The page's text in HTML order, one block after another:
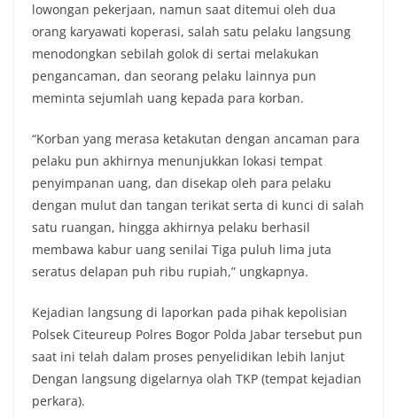
lowongan pekerjaan, namun saat ditemui oleh dua
orang karyawati koperasi, salah satu pelaku langsung
menodongkan sebilah golok di sertai melakukan
pengancaman, dan seorang pelaku lainnya pun
meminta sejumlah uang kepada para korban.
“Korban yang merasa ketakutan dengan ancaman para
pelaku pun akhirnya menunjukkan lokasi tempat
penyimpanan uang, dan disekap oleh para pelaku
dengan mulut dan tangan terikat serta di kunci di salah
satu ruangan, hingga akhirnya pelaku berhasil
membawa kabur uang senilai Tiga puluh lima juta
seratus delapan puh ribu rupiah,” ungkapnya.
Kejadian langsung di laporkan pada pihak kepolisian
Polsek Citeureup Polres Bogor Polda Jabar tersebut pun
saat ini telah dalam proses penyelidikan lebih lanjut
Dengan langsung digelarnya olah TKP (tempat kejadian
perkara).